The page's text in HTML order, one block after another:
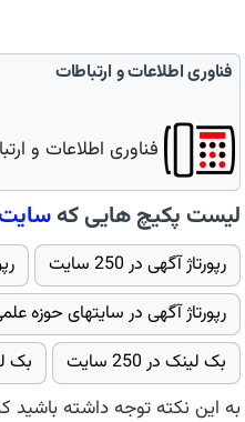
فناوری اطلاعات و ارتباطات
فناوری اطلاعات و
لیست پکیچ هایی که
رپورتاژ آگهی در 250 سایت
رپورتاژ آگهی در سایتهای حوزه
بک لینک در 250 سایت
بک
به این نکته توجه داشته باشید